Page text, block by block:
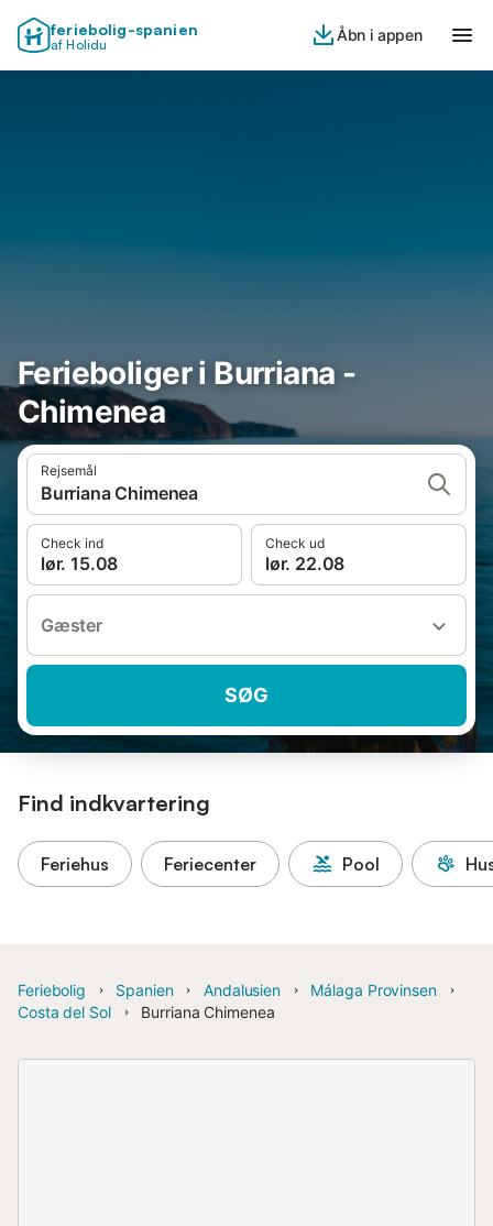
feriebolig-spanien
af Holidu
Åbn i appen
Ferieboliger i Burriana -
Chimenea
Rejsemål
Burriana Chimenea
Check ind
lør. 15.08
Check ud
lør. 22.08
Gæster
SØG
Find indkvartering
Feriehus Feriecenter Pool
Feriebolig Spanien Andalusien
Málaga Provinsen
Costa del Sol
Burriana Chimenea